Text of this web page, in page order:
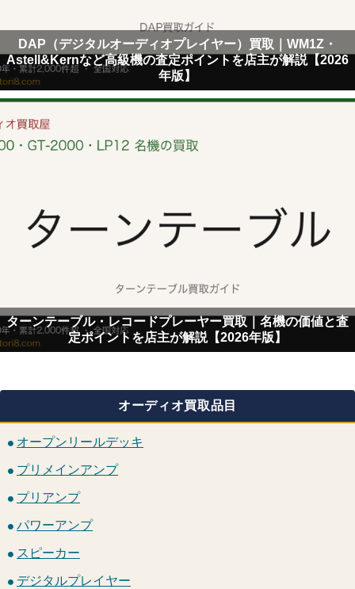
DAP（デジタルオーディオプレイヤー）買取｜WM1Z・
Astell&Kernなど高級機の査定ポイントを店主が解説【2026
年版】
ターンテーブル・レコードプレーヤー買取｜名機の価値と査
定ポイントを店主が解説【2026年版】
オーディオ買取品目
オープンリールデッキ
プリメインアンプ
プリアンプ
パワーアンプ
スピーカー
デジタルプレイヤー